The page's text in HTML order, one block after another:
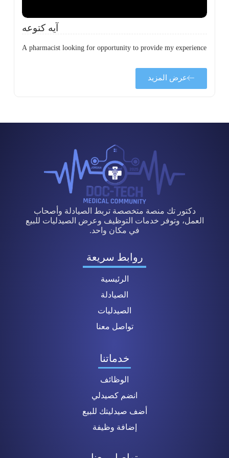
آيه كتوعه
A pharmacist looking for opportunity to provide my experience
عرض المزيد
دكتور تك منصة متخصصة تربط الصيادلة وأصحاب
العمل، وتوفر خدمات التوظيف وعرض الصيدليات للبيع
في مكان واحد.
روابط سريعة
الرئيسية
الصيادلة
الصيدليات
تواصل معنا
خدماتنا
الوظائف
انضم كصيدلي
أضف صيدليتك للبيع
إضافة وظيفة